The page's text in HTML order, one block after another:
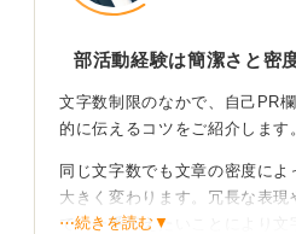
部活動経験は簡潔さと密
文字数制限のなかで、自己PR
的に伝えるコツをご紹介します
同じ文字数でも文章の密度に
大きく変わります。冗長な表現
で、一番伝えたいことにより文
⋯続きを読む▼